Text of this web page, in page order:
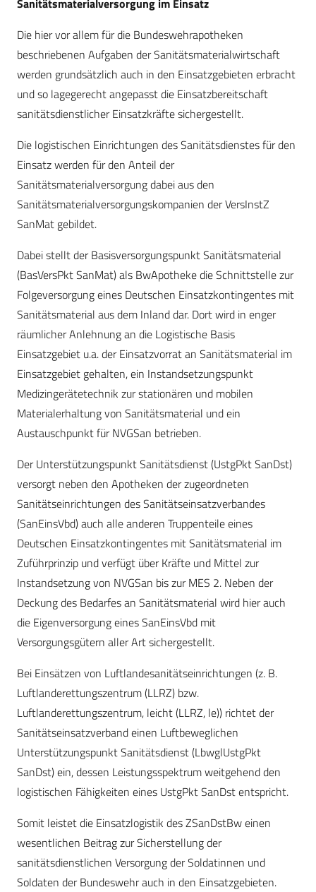
Sanitätsmaterialversorgung im Einsatz
Die hier vor allem für die Bundeswehrapotheken
beschriebenen Aufgaben der Sanitätsmaterialwirtschaft
werden grundsätzlich auch in den Einsatzgebieten erbracht
und so lagegerecht angepasst die Einsatzbereitschaft
sanitätsdienstlicher Einsatzkräfte sichergestellt.
Die logistischen Einrichtungen des Sanitätsdienstes für den
Einsatz werden für den Anteil der
Sanitätsmaterialversorgung dabei aus den
Sanitätsmaterialversorgungskompanien der VersInstZ
SanMat gebildet.
Dabei stellt der Basisversorgungspunkt Sanitätsmaterial
(BasVersPkt SanMat) als BwApotheke die Schnittstelle zur
Folgeversorgung eines Deutschen Einsatzkontingentes mit
Sanitätsmaterial aus dem Inland dar. Dort wird in enger
räumlicher Anlehnung an die Logistische Basis
Einsatzgebiet u.a. der Einsatzvorrat an Sanitätsmaterial im
Einsatzgebiet gehalten, ein Instandsetzungspunkt
Medizingerätetechnik zur stationären und mobilen
Materialerhaltung von Sanitätsmaterial und ein
Austauschpunkt für NVGSan betrieben.
Der Unterstützungspunkt Sanitätsdienst (UstgPkt SanDst)
versorgt neben den Apotheken der zugeordneten
Sanitätseinrichtungen des Sanitätseinsatzverbandes
(SanEinsVbd) auch alle anderen Truppenteile eines
Deutschen Einsatzkontingentes mit Sanitätsmaterial im
Zuführprinzip und verfügt über Kräfte und Mittel zur
Instandsetzung von NVGSan bis zur MES 2. Neben der
Deckung des Bedarfes an Sanitätsmaterial wird hier auch
die Eigenversorgung eines SanEinsVbd mit
Versorgungsgütern aller Art sichergestellt.
Bei Einsätzen von Luftlandesanitätseinrichtungen (z. B.
Luftlanderettungszentrum (LLRZ) bzw.
Luftlanderettungszentrum, leicht (LLRZ, le)) richtet der
Sanitätseinsatzverband einen Luftbeweglichen
Unterstützungspunkt Sanitätsdienst (LbwglUstgPkt
SanDst) ein, dessen Leistungsspektrum weitgehend den
logistischen Fähigkeiten eines UstgPkt SanDst entspricht.
Somit leistet die Einsatzlogistik des ZSanDstBw einen
wesentlichen Beitrag zur Sicherstellung der
sanitätsdienstlichen Versorgung der Soldatinnen und
Soldaten der Bundeswehr auch in den Einsatzgebieten.